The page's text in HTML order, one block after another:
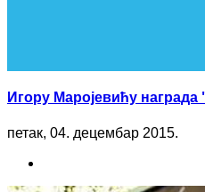
Игору Маројевићу
петак, 04. децембар 2015.